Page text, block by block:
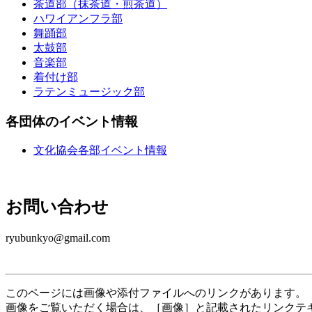
茶道部（抹茶道・煎茶道）
ハワイアンフラ部
舞踊部
太鼓部
音楽部
着付け部
ラテンミュージック部
各団体のイベント情報
文化協会各部イベント情報
お問い合わせ
ryubunkyo@gmail.com
このページには画像や添付ファイルへのリンクがあります。
画像をご覧いただく場合は、［画像］と記載されたリンクテ